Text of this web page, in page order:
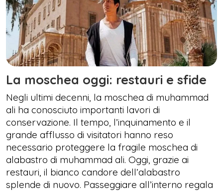
La moschea oggi: restauri e sfide
Negli ultimi decenni, la moschea di muhammad
ali ha conosciuto importanti lavori di
conservazione. Il tempo, l’inquinamento e il
grande afflusso di visitatori hanno reso
necessario proteggere la fragile moschea di
alabastro di muhammad ali. Oggi, grazie ai
restauri, il bianco candore dell’alabastro
splende di nuovo. Passeggiare all’interno regala